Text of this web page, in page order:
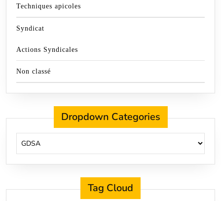
Techniques apicoles
Syndicat
Actions Syndicales
Non classé
Dropdown Categories
Tag Cloud